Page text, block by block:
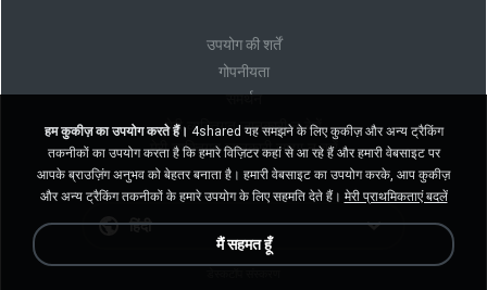
उपयोग की शर्तें
गोपनीयता
समर्थन
मेरी व्यक्तिगत जानकारी न बेचें
मेरी व्यक्तिगत जानकारी साझा न करें
हिंदी
हम कुकीज़ का उपयोग करते हैं। 4shared यह समझने के लिए कुकीज़ और अन्य ट्रैकिंग
तकनीकों का उपयोग करता है कि हमारे विज़िटर कहां से आ रहे हैं और हमारी वेबसाइट पर
आपके ब्राउज़िंग अनुभव को बेहतर बनाता है। हमारी वेबसाइट का उपयोग करके, आप कुकीज़
और अन्य ट्रैकिंग तकनीकों के हमारे उपयोग के लिए सहमति देते हैं। मेरी प्राथमिकताएं बदलें
मैं सहमत हूँ